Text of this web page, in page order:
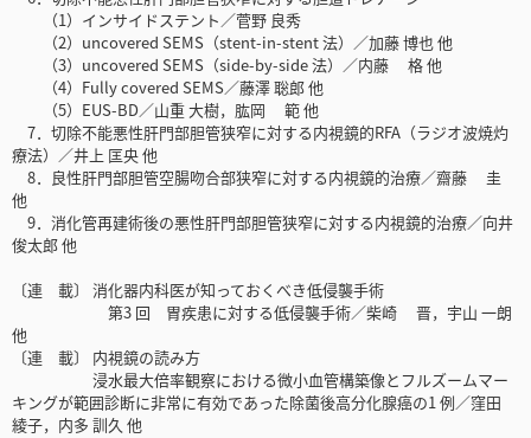
（1）インサイドステント／菅野 良秀
（2）uncovered SEMS（stent-in-stent 法）／加藤 博也 他
（3）uncovered SEMS（side-by-side 法）／内藤 格 他
（4）Fully covered SEMS／藤澤 聡郎 他
（5）EUS-BD／山重 大樹，肱岡 範 他
7．切除不能悪性肝門部胆管狭窄に対する内視鏡的RFA（ラジオ波焼灼
療法）／井上 匡央 他
8．良性肝門部胆管空腸吻合部狭窄に対する内視鏡的治療／齋藤 圭
他
9．消化管再建術後の悪性肝門部胆管狭窄に対する内視鏡的治療／向井
俊太郎 他
〔連 載〕 消化器内科医が知っておくべき低侵襲手術
第3 回 胃疾患に対する低侵襲手術／柴崎 晋，宇山 一朗
他
〔連 載〕 内視鏡の読み方
浸水最大倍率観察における微小血管構築像とフルズームマー
キングが範囲診断に非常に有効であった除菌後高分化腺癌の1 例／窪田
綾子，内多 訓久 他